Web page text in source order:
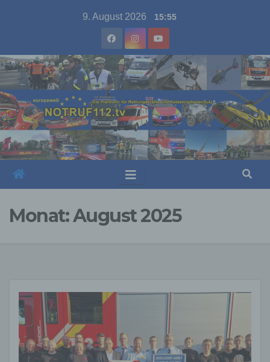
9. August 2026 15:55
Monat:August 2025